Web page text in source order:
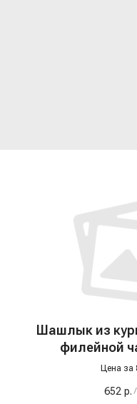
Шашлык из
филейной
Цена за
652 р. /